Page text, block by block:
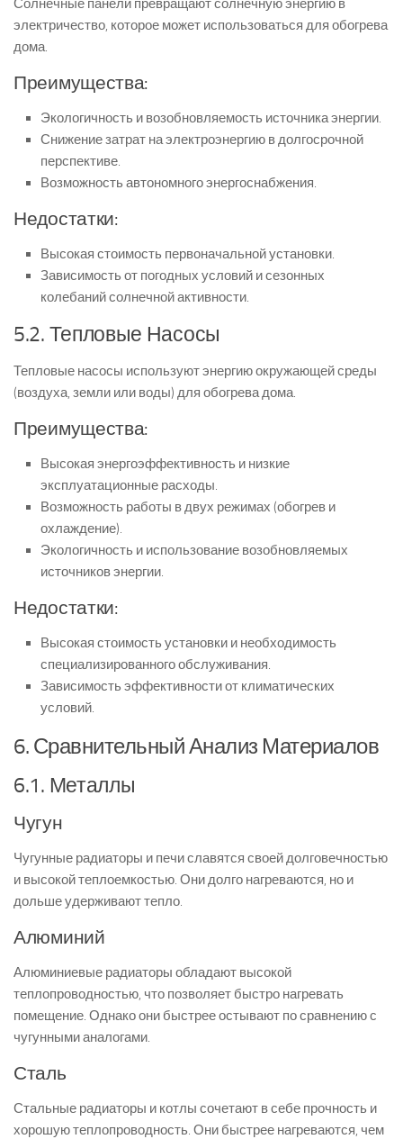
Солнечные панели превращают солнечную энергию в
электричество, которое может использоваться для обогрева
дома.
Преимущества:
Экологичность и возобновляемость источника энергии.
Снижение затрат на электроэнергию в долгосрочной
перспективе.
Возможность автономного энергоснабжения.
Недостатки:
Высокая стоимость первоначальной установки.
Зависимость от погодных условий и сезонных
колебаний солнечной активности.
5.2. Тепловые Насосы
Тепловые насосы используют энергию окружающей среды
(воздуха, земли или воды) для обогрева дома.
Преимущества:
Высокая энергоэффективность и низкие
эксплуатационные расходы.
Возможность работы в двух режимах (обогрев и
охлаждение).
Экологичность и использование возобновляемых
источников энергии.
Недостатки:
Высокая стоимость установки и необходимость
специализированного обслуживания.
Зависимость эффективности от климатических
условий.
6. Сравнительный Анализ Материалов
6.1. Металлы
Чугун
Чугунные радиаторы и печи славятся своей долговечностью
и высокой теплоемкостью. Они долго нагреваются, но и
дольше удерживают тепло.
Алюминий
Алюминиевые радиаторы обладают высокой
теплопроводностью, что позволяет быстро нагревать
помещение. Однако они быстрее остывают по сравнению с
чугунными аналогами.
Сталь
Стальные радиаторы и котлы сочетают в себе прочность и
хорошую теплопроводность. Они быстрее нагреваются, чем